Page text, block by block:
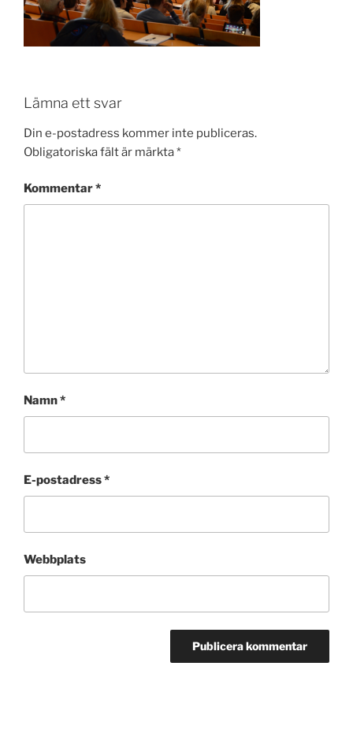
Lämna ett svar
Din e-postadress kommer inte publiceras.
Obligatoriska fält är märkta*
Kommentar*
Namn*
E-postadress*
Webbplats